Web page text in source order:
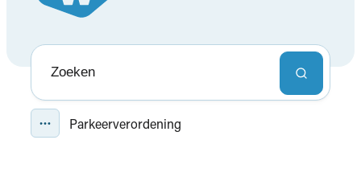
Naar wat ben je op zoek? Zoeken
Toon alle broodkruimel items
Parkeerverordening